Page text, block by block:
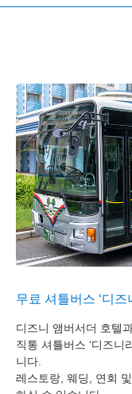
무료 셔틀버스 ‘디
디즈니 앰버서더 호텔
직통 셔틀버스 ‘디즈니
니다.
레스토랑, 웨딩, 연회